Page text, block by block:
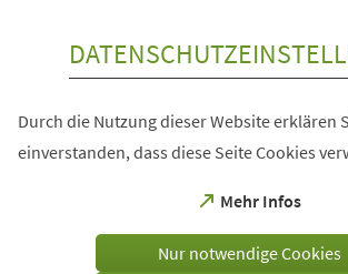
Durch die Nutzung dieser Website erklären
einverstanden, dass diese Seite Cookies
Mehr Infos
(Öffnet
einem
Nur notwendige Cookies